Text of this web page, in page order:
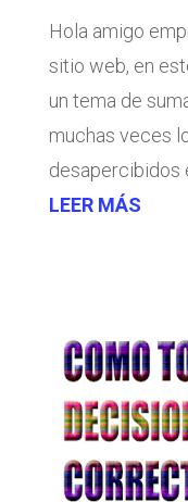
Hola amigo
sitio web, en
un tema de
muchas veces
desapercibidos
LEER MÁS